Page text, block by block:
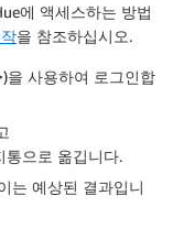
에 액세스하는 방법
을 참조하십시오.
을 사용하여 로그인합
통으로 옮깁니다.
는 예상된 결과입니